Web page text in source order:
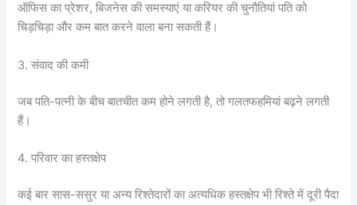
ऑफिस का प्रेशर, बिजनेस की समस्याएं या करियर की चुनौतियां पति को
चिड़चिड़ा और कम बात करने वाला बना सकती हैं।
3. संवाद की कमी
जब पति-पत्नी के बीच बातचीत कम होने लगती है, तो गलतफहमियां बढ़ने लगती
हैं।
4. परिवार का हस्तक्षेप
कई बार सास-ससुर या अन्य रिश्तेदारों का अत्यधिक हस्तक्षेप भी रिश्ते में दूरी पैदा